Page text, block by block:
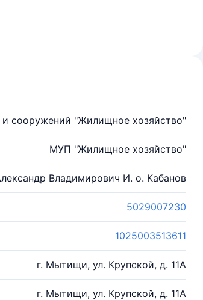
и сооружений "Жилищное хозяйство"
МУП "Жилищное хозяйство"
Владимирович И. о. Кабанов
5029007230
1025003513611
г. Мытищи, ул. Крупской, д. 11А
г. Мытищи, ул. Крупской, д. 11А